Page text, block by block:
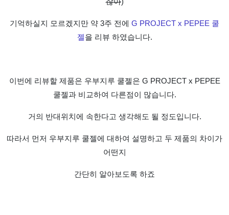
기억하실지 모르겠지만 약 3주 전에 G PROJECT x PEPEE 쿨
젤을 리뷰 하였습니다.
이번에 리뷰할 제품은 우부지루 쿨젤은 G PROJECT x PEPEE
쿨젤과 비교하여 다른점이 많습니다.
거의 반대위치에 속한다고 생각해도 될 정도입니다.
따라서 먼저 우부지루 쿨젤에 대하여 설명하고 두 제품의 차이가
어떤지
간단히 알아보도록 하죠